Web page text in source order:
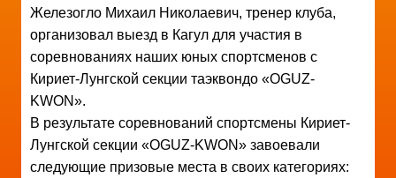
Железогло Михаил Николаевич, тренер клуба,
организовал выезд в Кагул для участия в
соревнованиях наших юных спортсменов с
Кириет-Лунгской секции таэквондо «OGUZ-
KWON».
В результате соревнований спортсмены Кириет-
Лунгской секции «OGUZ-KWON» завоевали
следующие призовые места в своих категориях: